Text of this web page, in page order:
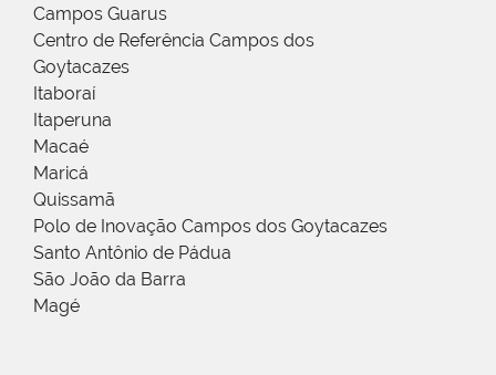
Campos Guarus
Centro de Referência Campos dos
Goytacazes
Itaboraí
Itaperuna
Macaé
Maricá
Quissamã
Polo de Inovação Campos dos Goytacazes
Santo Antônio de Pádua
São João da Barra
Magé